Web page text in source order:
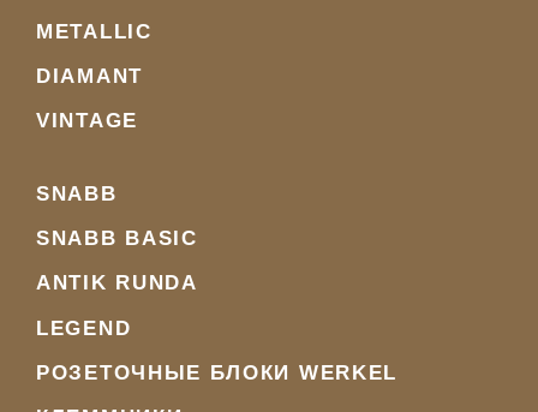
METALLIC
DIAMANT
VINTAGE
SNABB
SNABB BASIC
ANTIK RUNDA
LEGEND
РОЗЕТОЧНЫЕ БЛОКИ WERKEL